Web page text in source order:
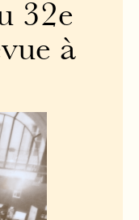
32e
à